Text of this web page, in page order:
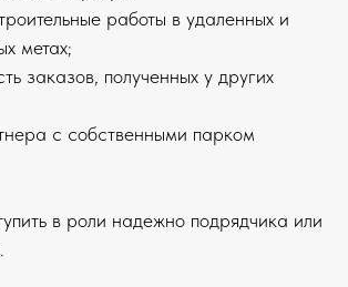
работы в удаленных и
метах;
заказов, полученных у других
с собственными парком
в роли надежно подрядчика или